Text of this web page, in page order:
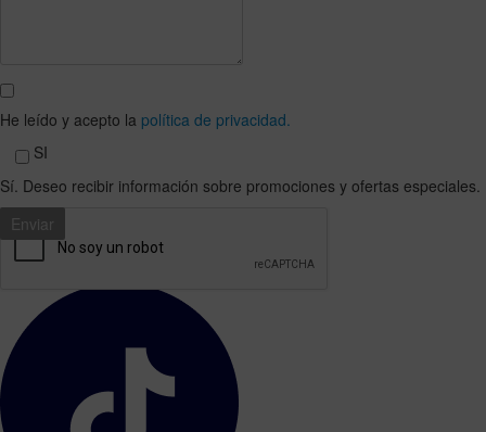
He leído y acepto la política de privacidad.
SI
Sí. Deseo recibir información sobre promociones y ofertas especiales.
Caribe Deluxe Princess en las redes sociales